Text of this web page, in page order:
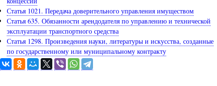
Статья 1021. Передача доверительного управления имуществом
Статья 635. Обязанности арендодателя по управлению и технической
эксплуатации транспортного средства
Статья 1298. Произведения науки, литературы и искусства, созданные
по государственному или муниципальному контракту